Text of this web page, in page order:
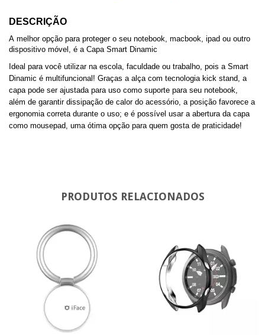
DESCRIÇÃO
A melhor opção para proteger o seu notebook, macbook, ipad ou outro
dispositivo móvel, é a Capa Smart Dinamic
Ideal para você utilizar na escola, faculdade ou trabalho, pois a Smart
Dinamic é multifuncional! Graças a alça com tecnologia kick stand, a
capa pode ser ajustada para uso como suporte para seu notebook,
além de garantir dissipação de calor do acessório, a posição favorece a
ergonomia correta durante o uso; e é possível usar a abertura da capa
como mousepad, uma ótima opção para quem gosta de praticidade!
PRODUTOS RELACIONADOS